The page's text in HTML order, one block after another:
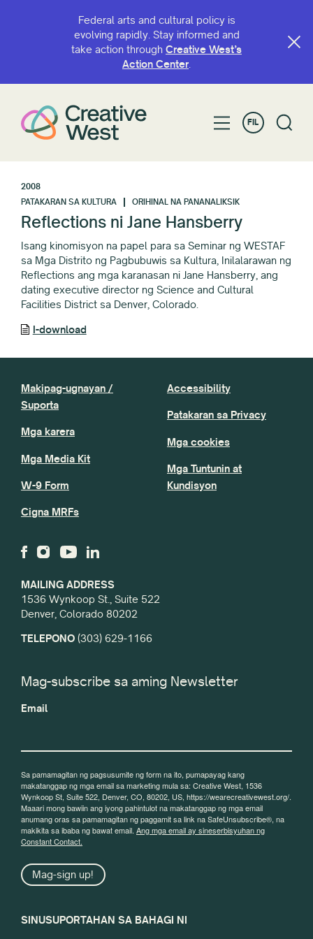
Federal arts and cultural policy is
evolving rapidly. Stay informed and
take action through Creative West’s
Action Center.
FIL
2008
PATAKARAN SA KULTURA
ORIHINAL NA PANANALIKSIK
Reflections ni Jane Hansberry
Isang kinomisyon na papel para sa Seminar ng WESTAF
sa Mga Distrito ng Pagbubuwis sa Kultura, Inilalarawan ng
Reflections ang mga karanasan ni Jane Hansberry, ang
dating executive director ng Science and Cultural
Facilities District sa Denver, Colorado.
I-download
MAILING ADDRESS
1536 Wynkoop St., Suite 522
Denver, Colorado 80202
TELEPONO (303) 629-1166
Makipag-ugnayan /
Suporta
Mga karera
Mga Media Kit
W-9 Form
Cigna MRFs
Accessibility
Patakaran sa Privacy
Mga cookies
Mga Tuntunin at
Kundisyon
Mag-subscribe sa aming Newsletter
Email
Sa pamamagitan ng pagsusumite ng form na ito, pumapayag kang
makatanggap ng mga email sa marketing mula sa: Creative West, 1536
Wynkoop St, Suite 522, Denver, CO, 80202, US, https://wearecreativewest.org/.
Maaari mong bawiin ang iyong pahintulot na makatanggap ng mga email
anumang oras sa pamamagitan ng paggamit sa link na SafeUnsubscribe®, na
makikita sa ibaba ng bawat email. Ang mga email ay sineserbisyuhan ng
Constant Contact.
Mag-sign up!
SINUSUPORTAHAN SA BAHAGI NI